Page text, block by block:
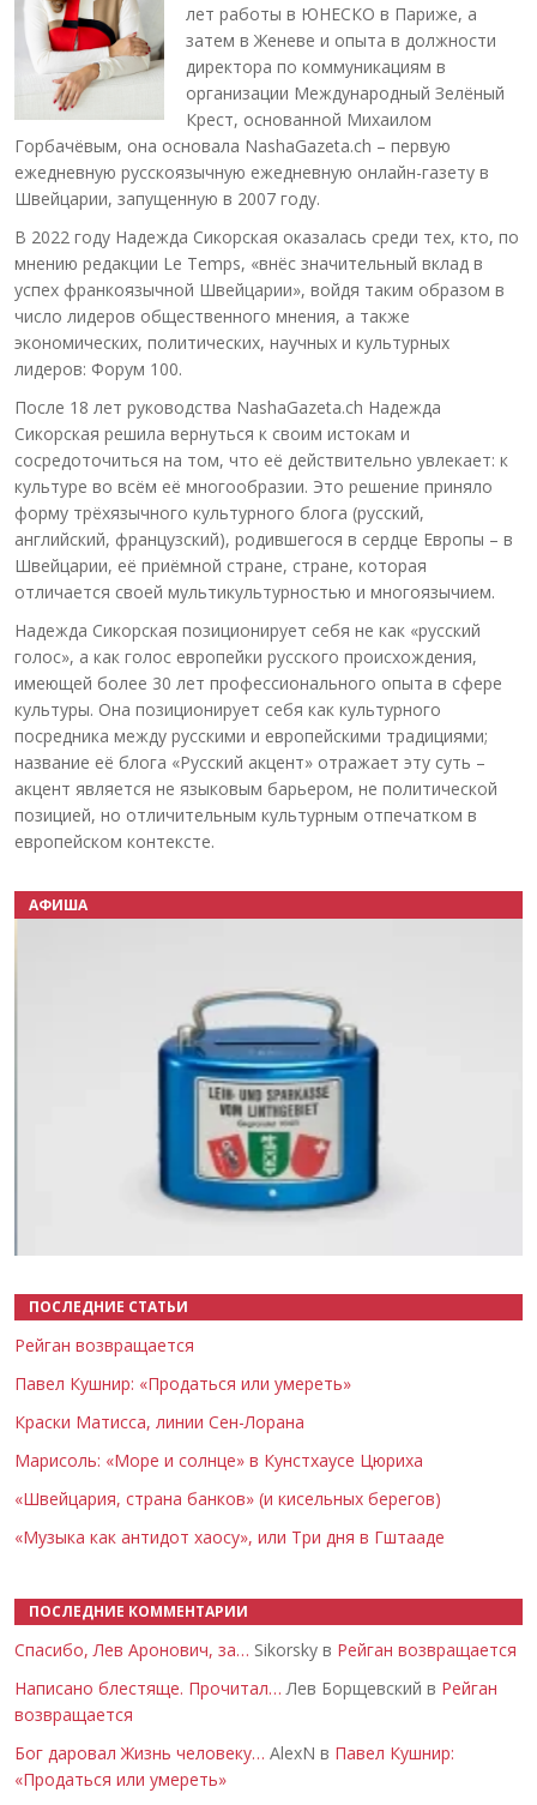
лет работы в ЮНЕСКО в Париже, а
затем в Женеве и опыта в должности
директора по коммуникациям в
организации Международный Зелёный
Крест, основанной Михаилом
Горбачёвым, она основала NashaGazeta.ch – первую
ежедневную русскоязычную ежедневную онлайн-газету в
Швейцарии, запущенную в 2007 году.
В 2022 году Надежда Сикорская оказалась среди тех, кто, по
мнению редакции Le Temps, «внёс значительный вклад в
успех франкоязычной Швейцарии», войдя таким образом в
число лидеров общественного мнения, а также
экономических, политических, научных и культурных
лидеров: Форум 100.
После 18 лет руководства NashaGazeta.ch Надежда
Сикорская решила вернуться к своим истокам и
сосредоточиться на том, что её действительно увлекает: к
культуре во всём её многообразии. Это решение приняло
форму трёхязычного культурного блога (русский,
английский, французский), родившегося в сердце Европы – в
Швейцарии, её приёмной стране, стране, которая
отличается своей мультикультурностью и многоязычием.
Надежда Сикорская позиционирует себя не как «русский
голос», а как голос европейки русского происхождения,
имеющей более 30 лет профессионального опыта в сфере
культуры. Она позиционирует себя как культурного
посредника между русскими и европейскими традициями;
название её блога «Русский акцент» отражает эту суть –
акцент является не языковым барьером, не политической
позицией, но отличительным культурным отпечатком в
европейском контексте.
АФИША
ПОСЛЕДНИЕ СТАТЬИ
Рейган возвращается
Павел Кушнир: «Продаться или умереть»
Краски Матисса, линии Сен-Лорана
Марисоль: «Море и солнце» в Кунстхаусе Цюриха
«Швейцария, страна банков» (и кисельных берегов)
«Музыка как антидот хаосу», или Три дня в Гштааде
ПОСЛЕДНИЕ КОММЕНТАРИИ
Спасибо, Лев Аронович, за… Sikorsky в Рейган возвращается
Написано блестяще. Прочитал… Лев Борщевский в Рейган
возвращается
Бог даровал Жизнь человеку… AlexN в Павел Кушнир:
«Продаться или умереть»